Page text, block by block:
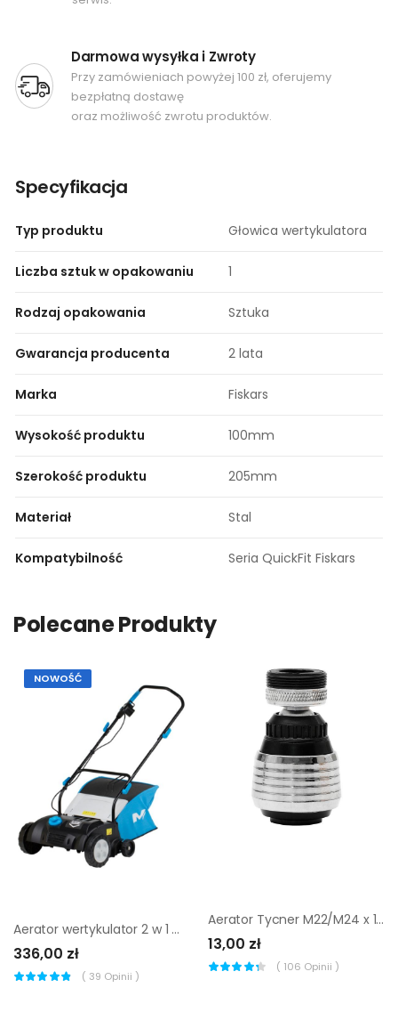
Darmowa wysyłka i Zwroty
Przy zamówieniach powyżej 100 zł, oferujemy
bezpłatną dostawę
oraz możliwość zwrotu produktów.
Specyfikacja
Typ produktu Głowica wertykulatora
Liczba sztuk w opakowaniu 1
Rodzaj opakowania Sztuka
Gwarancja producenta 2 lata
Marka Fiskars
Wysokość produktu 100mm
Szerokość produktu 205mm
Materiał Stal
Kompatybilność Seria QuickFit Fiskars
Polecane Produkty
NOWOŚĆ
Aerator wertykulator 2 w 1 MacAllister 1800 W
336,00 zł
( 39 Opinii )
Aerator Tycner M22/M24 x 1 mm krótki
13,00 zł
( 106 Opinii )